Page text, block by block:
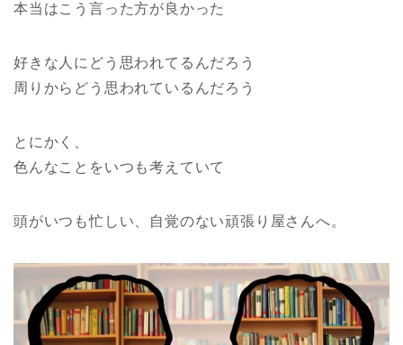
本当はこう言った方が良かった
好きな人にどう思われてるんだろう
周りからどう思われているんだろう
とにかく、
色んなことをいつも考えていて
頭がいつも忙しい、自覚のない頑張り屋さんへ。